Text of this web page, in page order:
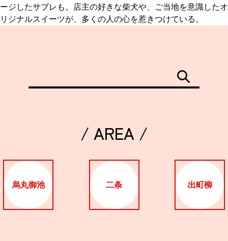
ージしたサブレも。店主の好きな柴犬や、ご当地を意識したオ
リジナルスイーツが、多くの人の心を惹きつけている。
/ AREA /
烏丸御池 二条 出町柳